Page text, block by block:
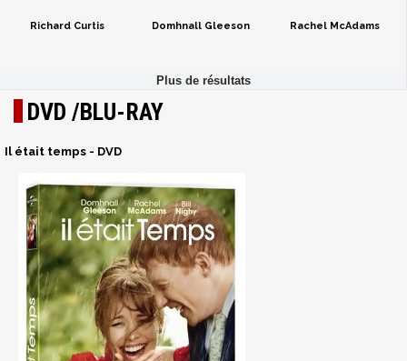
Richard Curtis Domhnall Gleeson Rachel McAdams
DVD /BLU-RAY
Il était temps - DVD